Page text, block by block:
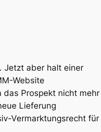
Jetzt aber halt einer
Website
Prospekt nicht mehr
Lieferung
Vermarktungsrecht für